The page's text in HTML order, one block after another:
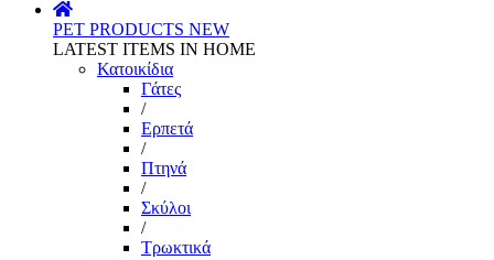
PET PRODUCTS NEW
LATEST ITEMS IN HOME
Κατοικίδια
Γάτες
/
Ερπετά
/
Πτηνά
/
Σκύλοι
/
Τρωκτικά